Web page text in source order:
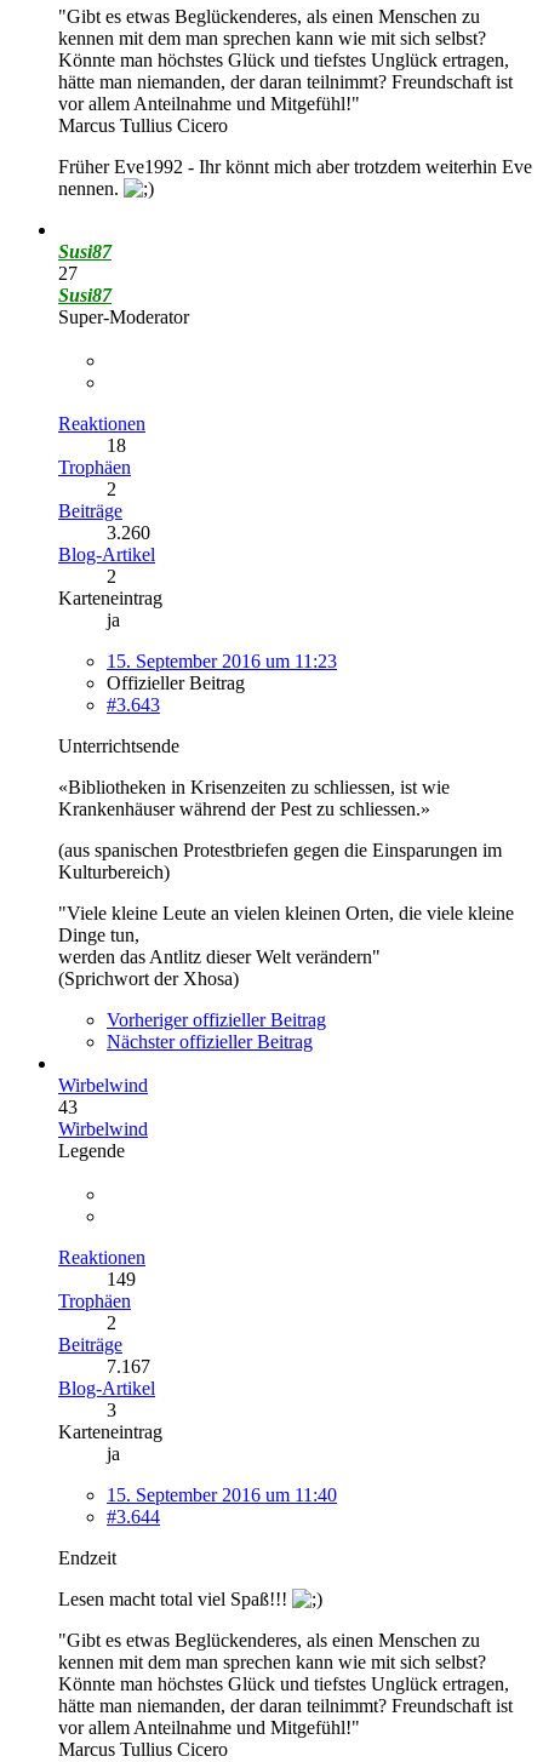
"Gibt es etwas Beglückenderes, als einen Menschen zu
kennen mit dem man sprechen kann wie mit sich selbst?
Könnte man höchstes Glück und tiefstes Unglück ertragen,
hätte man niemanden, der daran teilnimmt? Freundschaft ist
vor allem Anteilnahme und Mitgefühl!"
Marcus Tullius Cicero
Früher Eve1992 - Ihr könnt mich aber trotzdem weiterhin Eve
nennen.
Susi87
27
Susi87
Super-Moderator
Reaktionen
18
Trophäen
2
Beiträge
3.260
Blog-Artikel
2
Karteneintrag
ja
15. September 2016 um 11:23
Offizieller Beitrag
#3.643
Unterrichtsende
«Bibliotheken in Krisenzeiten zu schliessen, ist wie
Krankenhäuser während der Pest zu schliessen.»
(aus spanischen Protestbriefen gegen die Einsparungen im
Kulturbereich)
"Viele kleine Leute an vielen kleinen Orten, die viele kleine
Dinge tun,
werden das Antlitz dieser Welt verändern"
(Sprichwort der Xhosa)
Vorheriger offizieller Beitrag
Nächster offizieller Beitrag
Wirbelwind
43
Wirbelwind
Legende
Reaktionen
149
Trophäen
2
Beiträge
7.167
Blog-Artikel
3
Karteneintrag
ja
15. September 2016 um 11:40
#3.644
Endzeit
Lesen macht total viel Spaß!!!
"Gibt es etwas Beglückenderes, als einen Menschen zu
kennen mit dem man sprechen kann wie mit sich selbst?
Könnte man höchstes Glück und tiefstes Unglück ertragen,
hätte man niemanden, der daran teilnimmt? Freundschaft ist
vor allem Anteilnahme und Mitgefühl!"
Marcus Tullius Cicero